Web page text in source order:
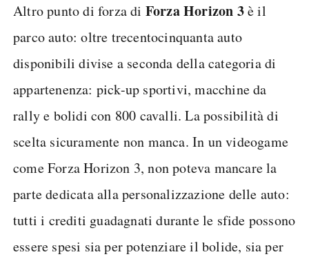
Altro punto di forza di Forza Horizon 3è il
parco auto: oltre trecentocinquanta auto
disponibili divise a seconda della categoria di
appartenenza: pick-up sportivi, macchine da
rally e bolidi con 800 cavalli. La possibilità di
scelta sicuramente non manca. In un videogame
come Forza Horizon 3, non poteva mancare la
parte dedicata alla personalizzazione delle auto:
tutti i crediti guadagnati durante le sfide possono
essere spesi sia per potenziare il bolide, sia per